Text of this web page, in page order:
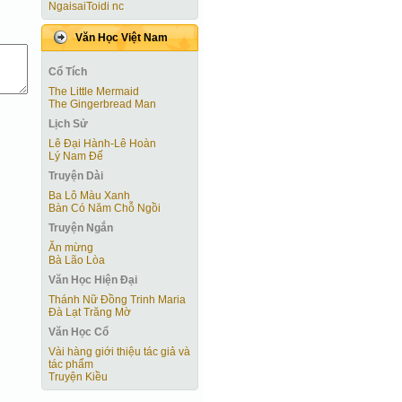
NgaisaiToidi nc
Văn Học Việt Nam
Cổ Tích
The Little Mermaid
The Gingerbread Man
Lịch Sử
Lê Đại Hành-Lê Hoàn
Lý Nam Đế
Truyện Dài
Ba Lô Màu Xanh
Bàn Có Năm Chỗ Ngồi
Truyện Ngắn
Ăn mừng
Bà Lão Lòa
Văn Học Hiện Ðại
Thánh Nữ Đồng Trinh Maria
Đà Lạt Trăng Mờ
Văn Học Cổ
Vài hàng giới thiệu tác giả và
tác phẩm
Truyện Kiều